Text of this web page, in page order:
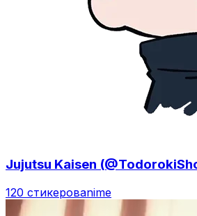
Jujutsu Kaisen
120 стикеровanime